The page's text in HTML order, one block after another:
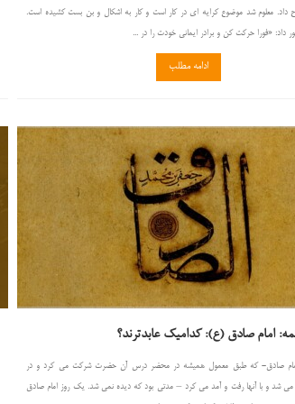
داد. معلوم شد موضوع كرایه ای در كار است و كار به اشكال و بن بست كشیده است.
داد: «فورا حركت كن و برادر ایمانی خودت را در ...
ادامه مطلب
امام صادق (ع): کدامیک عابدترند؟
صادق- كه طبق معمول همیشه در محضر درس آن حضرت شركت می كرد و در
شد و با آنها رفت و آمد می كرد – مدتی بود كه دیده نمی شد. یك روز امام صادق